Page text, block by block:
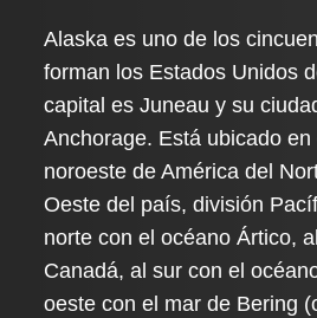
Alaska es uno de los
forman los Estados Unidos
capital es Juneau y su
Anchorage. Está ubicado
noroeste de América del
Oeste del país, división
norte con el océano Ártico,
Canadá, al sur con el
oeste con el mar de Bering